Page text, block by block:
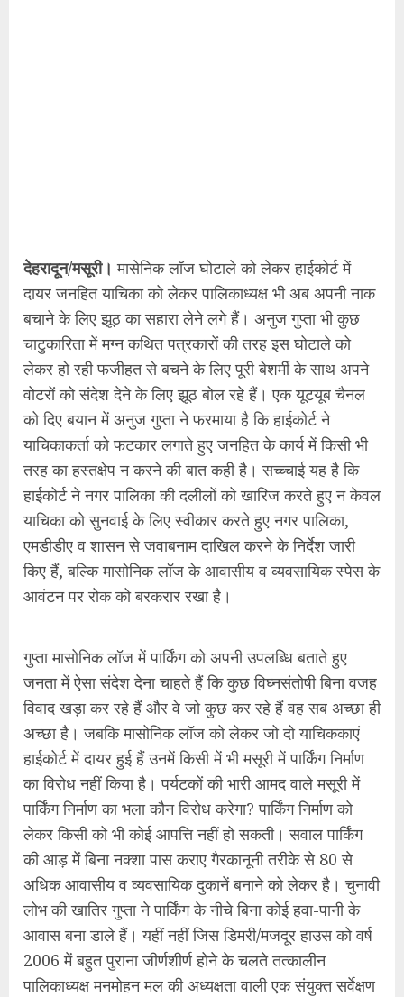
देहरादून/मसूरी। मासेनिक लॉज घोटाले को लेकर हाईकोर्ट में
दायर जनहित याचिका को लेकर पालिकाध्यक्ष भी अब अपनी नाक
बचाने के लिए झूठ का सहारा लेने लगे हैं। अनुज गुप्ता भी कुछ
चाटुकारिता में मग्न कथित पत्रकारों की तरह इस घोटाले को
लेकर हो रही फजीहत से बचने के लिए पूरी बेशर्मी के साथ अपने
वोटरों को संदेश देने के लिए झूठ बोल रहे हैं। एक यूटयूब चैनल
को दिए बयान में अनुज गुप्ता ने फरमाया है कि हाईकोर्ट ने
याचिकाकर्ता को फटकार लगाते हुए जनहित के कार्य में किसी भी
तरह का हस्तक्षेप न करने की बात कही है। सच्च्चाई यह है कि
हाईकोर्ट ने नगर पालिका की दलीलों को खारिज करते हुए न केवल
याचिका को सुनवाई के लिए स्वीकार करते हुए नगर पालिका,
एमडीडीए व शासन से जवाबनाम दाखिल करने के निर्देश जारी
किए हैं, बल्कि मासोनिक लॉज के आवासीय व व्यवसायिक स्पेस के
आवंटन पर रोक को बरकरार रखा है।
गुप्ता मासोनिक लॉज में पार्किंग को अपनी उपलब्धि बताते हुए
जनता में ऐसा संदेश देना चाहते हैं कि कुछ विघ्नसंतोषी बिना वजह
विवाद खड़ा कर रहे हैं और वे जो कुछ कर रहे हैं वह सब अच्छा ही
अच्छा है। जबकि मासोनिक लॉज को लेकर जो दो याचिककाएं
हाईकोर्ट में दायर हुई हैं उनमें किसी में भी मसूरी में पार्किंग निर्माण
का विरोध नहीं किया है। पर्यटकों की भारी आमद वाले मसूरी में
पार्किंग निर्माण का भला कौन विरोध करेगा? पार्किंग निर्माण को
लेकर किसी को भी कोई आपत्ति नहीं हो सकती। सवाल पार्किंग
की आड़ में बिना नक्शा पास कराए गैरकानूनी तरीके से 80 से
अधिक आवासीय व व्यवसायिक दुकानें बनाने को लेकर है। चुनावी
लोभ की खातिर गुप्ता ने पार्किंग के नीचे बिना कोई हवा-पानी के
आवास बना डाले हैं। यहीं नहीं जिस डिमरी/मजदूर हाउस को वर्ष
2006 में बहुत पुराना जीर्णशीर्ण होने के चलते तत्कालीन
पालिकाध्यक्ष मनमोहन मल की अध्यक्षता वाली एक संयुक्त सर्वेक्षण